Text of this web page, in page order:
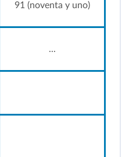
91 (noventa y uno)
...